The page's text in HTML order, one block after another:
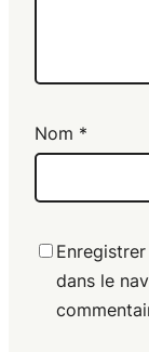
Nom *
dans le